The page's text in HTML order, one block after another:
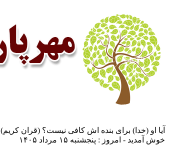
آیا او (خدا) برای بنده اش کافی نیست؟ (قران کریم)
خوش آمدید - امروز : پنجشنبه ۱۵ مرداد ۱۴۰۵